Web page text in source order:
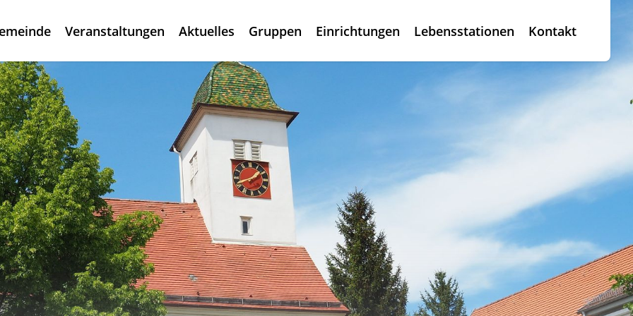
Veranstaltungen Aktuelles Gruppen Einrichtungen Lebensstationen Kontakt